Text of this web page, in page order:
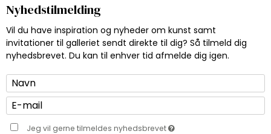
Nyhedstilmelding
Vil du have inspiration og nyheder om kunst samt
invitationer til galleriet sendt direkte til dig? Så tilmeld dig
nyhedsbrevet. Du kan til enhver tid afmelde dig igen.
Jeg vil gerne tilmeldes nyhedsbrevet